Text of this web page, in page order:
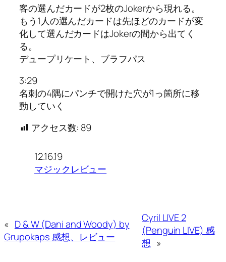
客の選んだカードが2枚のJokerから現れる。
もう1人の選んだカードは先ほどのカードが変
化して選んだカードはJokerの間から出てく
る。
デュープリケート、ブラフパス
3:29
名刺の4隅にパンチで開けた穴が1っ箇所に移
動していく
アクセス数: 89
12.16.19
マジックレビュー
« D & W (Dani and Woody) by
Grupokaps 感想、レビュー
Cyril LIVE 2
(Penguin LIVE) 感
想 »